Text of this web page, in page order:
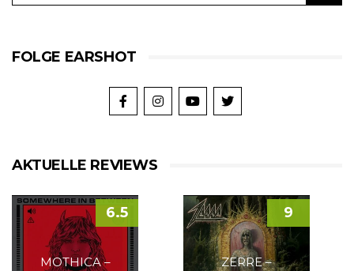
FOLGE EARSHOT
AKTUELLE REVIEWS
MOTHICA –
6.5
ZERRE –
9